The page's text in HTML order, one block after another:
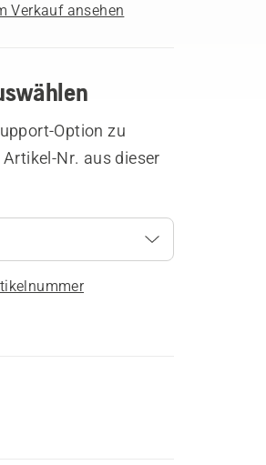
Verkauf ansehen
Option zu
Nr. aus dieser